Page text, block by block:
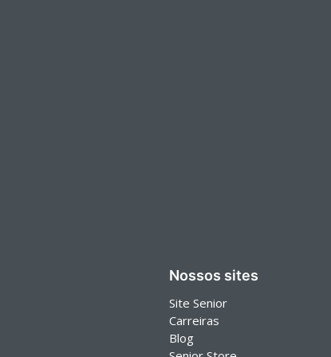
Nossos sites
Site Senior
Carreiras
Blog